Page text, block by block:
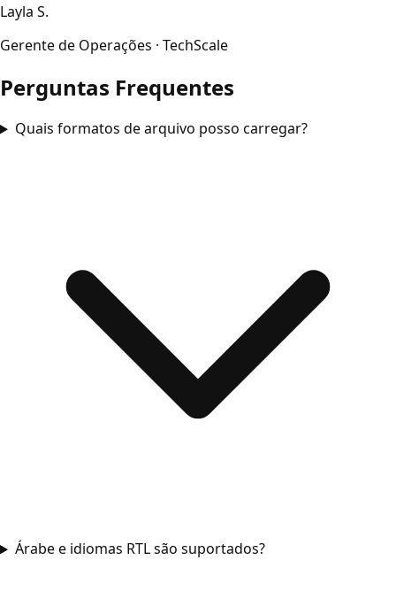
Layla S.
Gerente de Operações · TechScale
Perguntas Frequentes
Quais formatos de arquivo posso carregar?
Árabe e idiomas RTL são suportados?